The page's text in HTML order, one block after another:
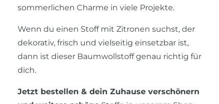
sommerlichen Charme in viele Projekte.
Wenn du einen Stoff mit Zitronen suchst, der
dekorativ, frisch und vielseitig einsetzbar ist,
dann ist dieser Baumwollstoff genau richtig für
dich.
Jetzt bestellen & dein Zuhause verschönern